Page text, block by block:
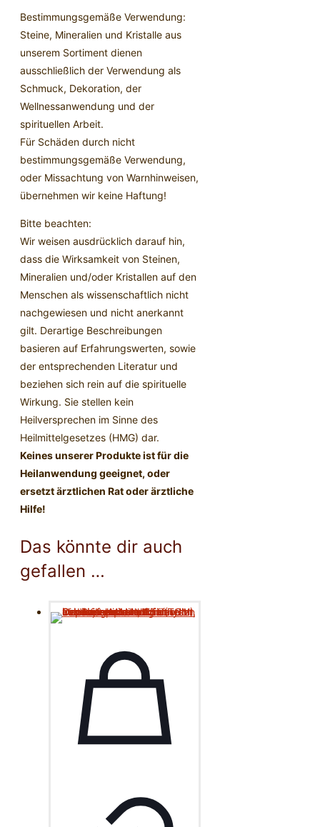
Bestimmungsgemäße Verwendung:
Steine, Mineralien und Kristalle aus
unserem Sortiment dienen
ausschließlich der Verwendung als
Schmuck, Dekoration, der
Wellnessanwendung und der
spirituellen Arbeit.
Für Schäden durch nicht
bestimmungsgemäße Verwendung,
oder Missachtung von Warnhinweisen,
übernehmen wir keine Haftung!
Bitte beachten:
Wir weisen ausdrücklich darauf hin,
dass die Wirksamkeit von Steinen,
Mineralien und/oder Kristallen auf den
Menschen als wissenschaftlich nicht
nachgewiesen und nicht anerkannt
gilt. Derartige Beschreibungen
basieren auf Erfahrungswerten, sowie
der entsprechenden Literatur und
beziehen sich rein auf die spirituelle
Wirkung. Sie stellen kein
Heilversprechen im Sinne des
Heilmittelgesetzes (HMG) dar.
Keines unserer Produkte ist für die
Heilanwendung geeignet, oder
ersetzt ärztlichen Rat oder ärztliche
Hilfe!
Das könnte dir auch
gefallen …